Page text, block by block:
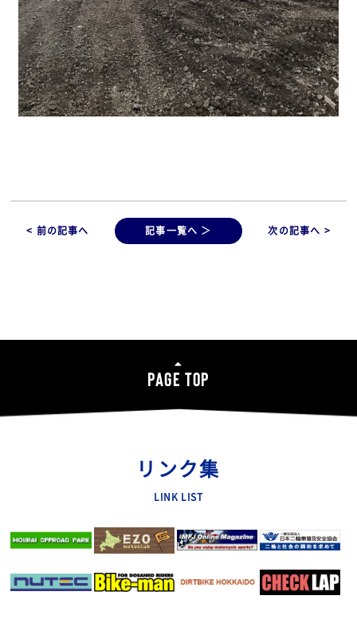
< 前の記事へ 記事一覧へ ＞ 次の記事へ >
PAGE TOP
リンク集
LINK LIST